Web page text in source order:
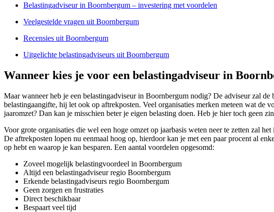
Belastingadviseur in Boornbergum – investering met voordelen
Veelgestelde vragen uit Boornbergum
Recensies uit Boornbergum
Uitgelichte belastingadviseurs uit Boornbergum
Wanneer kies je voor een belastingadviseur in
Maar wanneer heb je een belastingadviseur in Boornbergum nodig? De adviseur zal
belastingaangifte, hij let ook op aftrekposten. Veel organisaties merken meteen wat
jaaromzet? Dan kan je misschien beter je eigen belasting doen. Heb je hier toch geen
Voor grote organisaties die wel een hoge omzet op jaarbasis weten neer te zetten zal
De aftrekposten lopen nu eenmaal hoog op, hierdoor kan je met een paar procent al
op hebt en waarop je kan besparen. Een aantal voordelen opgesomd:
Zoveel mogelijk belastingvoordeel in Boornbergum
Altijd een belastingadviseur regio Boornbergum
Erkende belastingadviseurs regio Boornbergum
Geen zorgen en frustraties
Direct beschikbaar
Bespaart veel tijd